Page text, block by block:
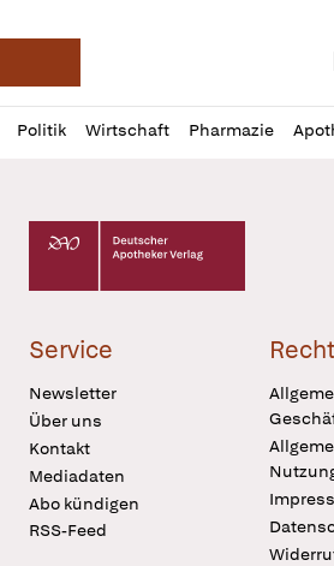
Deutsche Apotheker
Politik Wirtschaft Pharmazie
Profil
öffnen
Daz
Pur
Deutscher Apotheker Verlag Logo
Service
Newsletter
Über uns
Kontakt
Mediadaten
Abo kündigen
RSS-Feed